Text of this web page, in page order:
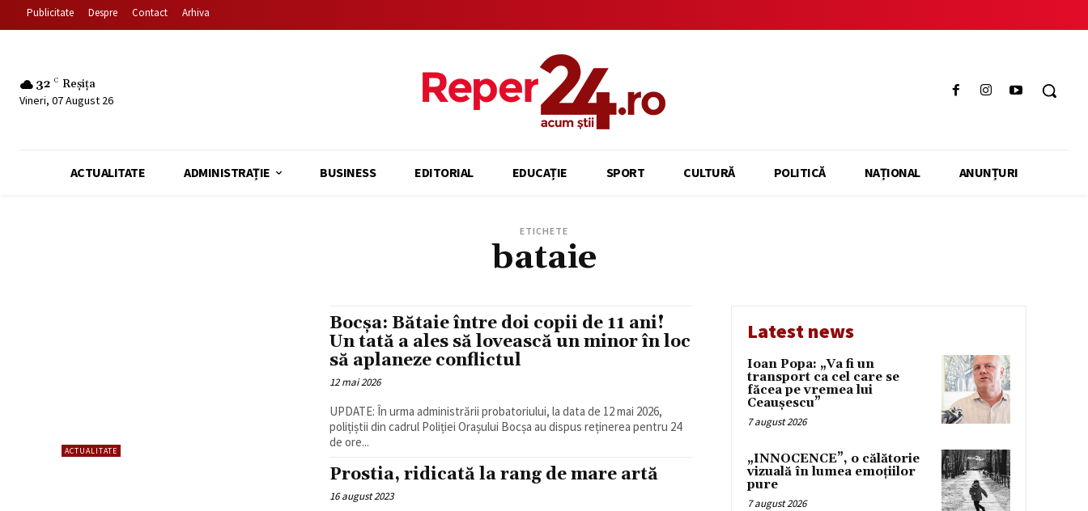
Publicitate Despre Contact Arhiva
32 C Reșița
Vineri, 07 August 26
ACTUALITATE ADMINISTRAȚIE BUSINESS EDITORIAL EDUCAȚIE SPORT CULTURĂ POLITICĂ NAȚIONAL ANUNȚURI
ETICHETE
bataie
ACTUALITATE
Bocșa: Bătaie între doi copii de 11 ani!
Un tată a ales să lovească un minor în loc
să aplaneze conflictul
12 mai 2026
UPDATE: În urma administrării probatoriului, la data de 12 mai 2026,
polițiștii din cadrul Poliției Orașului Bocșa au dispus reținerea pentru 24
de ore...
Prostia, ridicată la rang de mare artă
16 august 2023
Latest news
Ioan Popa: „Va fi un
transport ca cel care se
făcea pe vremea lui
Ceaușescu”
7 august 2026
„INNOCENCE”, o călătorie
vizuală în lumea emoțiilor
pure
7 august 2026